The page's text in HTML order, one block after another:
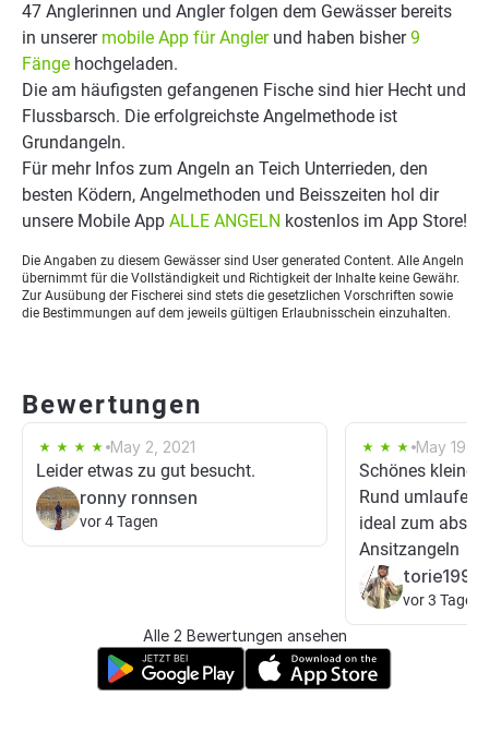
47 Anglerinnen und Angler folgen dem Gewässer bereits
in unserer mobile App für Anglerund haben bisher9
Fänge hochgeladen.
Die am häufigsten gefangenen Fische sind hier Hecht und
Flussbarsch. Die erfolgreichste Angelmethode ist
Grundangeln.
Für mehr Infos zum Angeln an Teich Unterrieden, den
besten Ködern, Angelmethoden und Beisszeiten hol dir
unsere Mobile App ALLE ANGELN kostenlos im App Store!
Die Angaben zu diesem Gewässer sind User generated Content. Alle Angeln
übernimmt für die Vollständigkeit und Richtigkeit der Inhalte keine Gewähr.
Zur Ausübung der Fischerei sind stets die gesetzlichen Vorschriften sowie
die Bestimmungen auf dem jeweils gültigen Erlaubnisschein einzuhalten.
Bewertungen
May 2, 2021
Leider etwas zu gut besucht.
ronny ronnsen
vor 4 Tagen
May 19,
Schönes kleines
Rund
ideal zum
Ansitzangeln
torie1990
vor 3 Tagen
Alle 2 Bewertungen ansehen